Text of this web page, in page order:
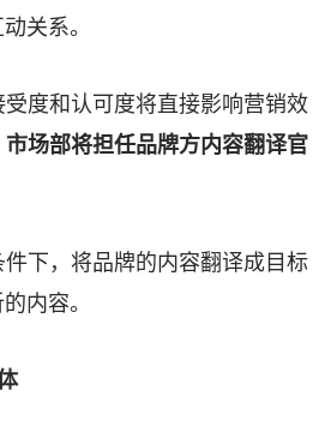
关系。
度和认可度将直接影响营销效
市场部将担任品牌方内容翻译官
下，将品牌的内容翻译成目标
内容。